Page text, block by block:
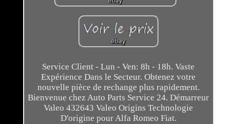
Service Client - Lun - Ven: 8h - 18h. Vaste
Expérience Dans le Secteur. Obtenez votre
nouvelle pièce de rechange plus rapidement.
Bienvenue chez Auto Parts Service 24. Démarreur
Valeo 432643 Valeo Origins Technologie
D'origine pour Alfa Romeo Fiat.